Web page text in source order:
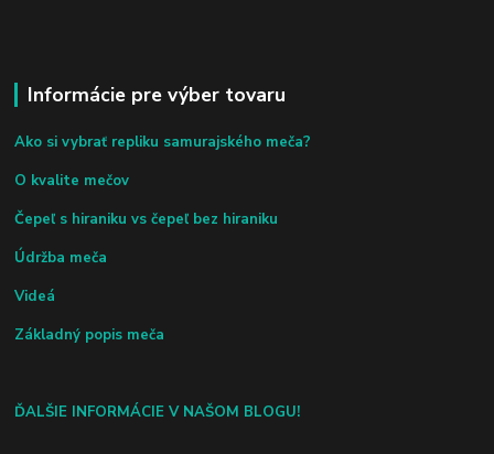
Informácie pre výber tovaru
Ako si vybrať repliku samurajského meča?
O kvalite mečov
Čepeľ s hiraniku vs čepeľ bez hiraniku
Údržba meča
Videá
Základný popis meča
ĎALŠIE INFORMÁCIE V NAŠOM BLOGU!